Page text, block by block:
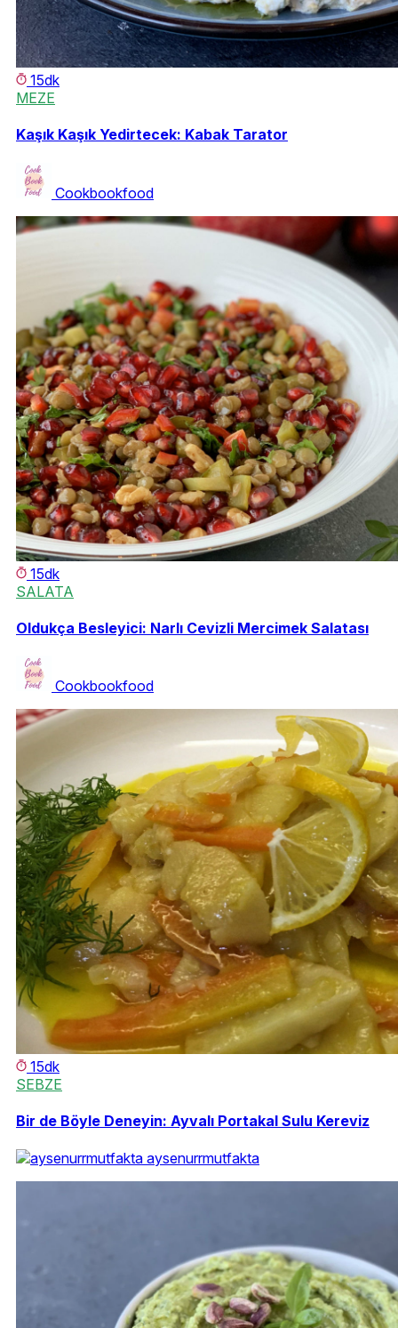
15dk
MEZE
Kaşık Kaşık Yedirtecek: Kabak Tarator
Cookbookfood
15dk
SALATA
Oldukça Besleyici: Narlı Cevizli Mercimek Salatası
Cookbookfood
15dk
SEBZE
Bir de Böyle Deneyin: Ayvalı Portakal Sulu Kereviz
aysenurrmutfakta